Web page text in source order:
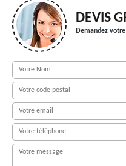
DEVIS
Demandez